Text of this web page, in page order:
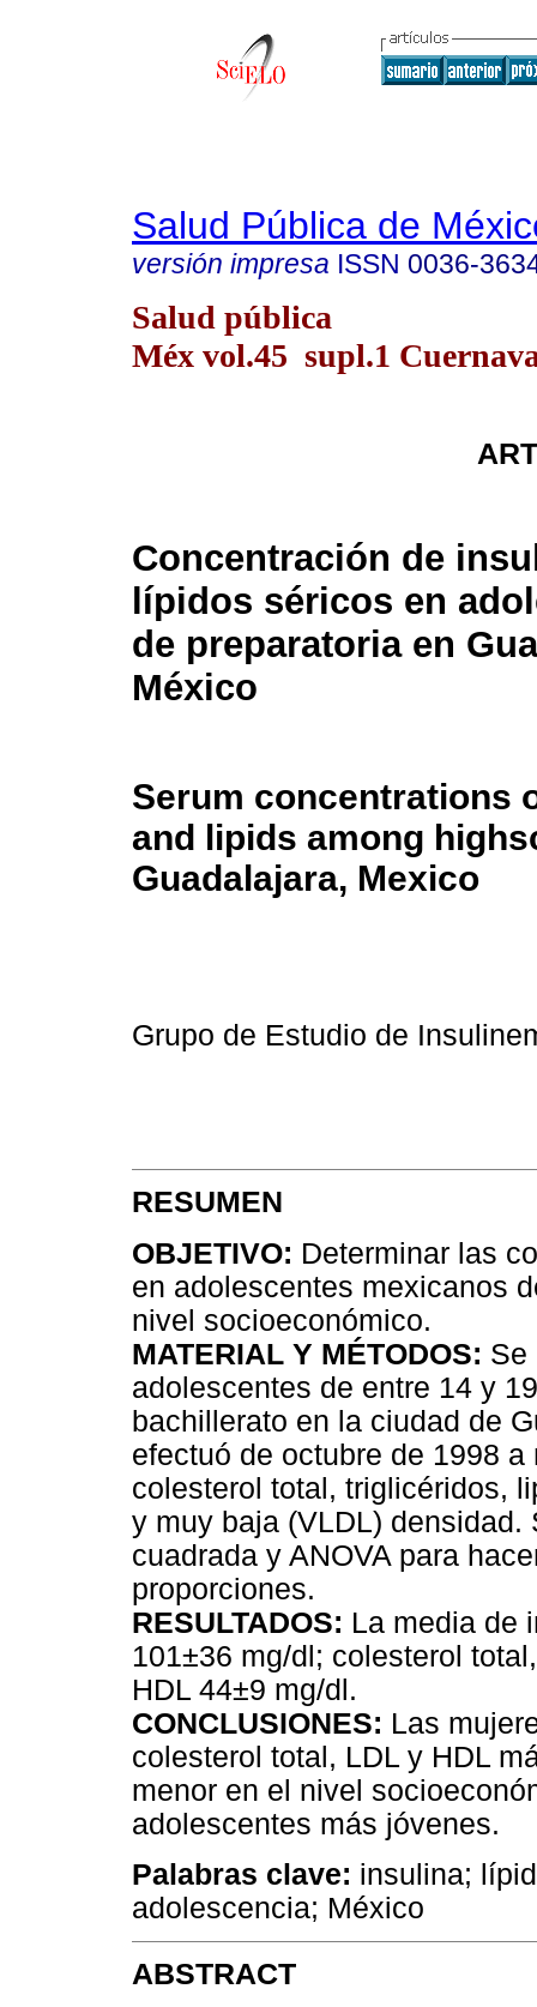
Salud Pública de
versión impresa ISSN 0036-
Salud pública
Méx vol.45 supl.1
Concentración de
lípidos séricos en
de preparatoria en
México
Serum concentrations
and lipids among
Guadalajara, Mexico
Grupo de Estudio de
RESUMEN
OBJETIVO: Determinar las
en adolescentes mexicanos
nivel socioeconómico.
MATERIAL Y MÉTODOS: Se
adolescentes de entre 14 y
bachillerato en la ciudad de
efectuó de octubre de 1998
colesterol total, triglicéridos,
y muy baja (VLDL)
cuadrada y ANOVA para
proporciones.
RESULTADOS: La media de
101±36 mg/dl; colesterol
HDL 44±9 mg/dl.
CONCLUSIONES: Las
colesterol total, LDL y HDL
menor en el nivel
adolescentes más jóvenes.
Palabras clave: insulina;
adolescencia; México
ABSTRACT